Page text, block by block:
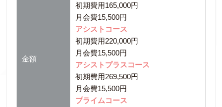
金額
初期費用165,000円
月会費15,500円
アシストコース
初期費用220,000円
月会費15,500円
アシストプラスコース
初期費用269,500円
月会費15,500円
プライムコース